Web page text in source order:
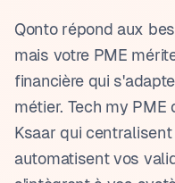
Qonto répond aux
mais votre PME
financière qui
métier. Tech my
Ksaar qui
automatisent vos